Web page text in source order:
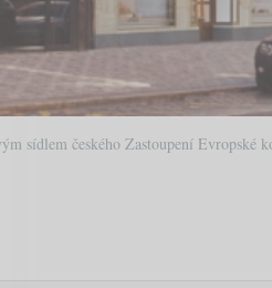
sídlem českého Zastoupení Evropské